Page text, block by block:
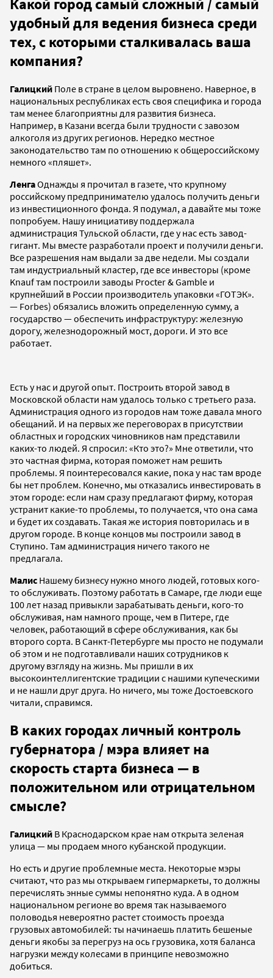
Какой город самый сложный / самый
удобный для ведения бизнеса среди
тех, с которыми сталкивалась ваша
компания?
Галицкий Поле в стране в целом выровнено. Наверное, в
национальных республиках есть своя специфика и города
там менее благоприятны для развития бизнеса.
Например, в Казани всегда были трудности с завозом
алкоголя из других регионов. Нередко местное
законодательство там по отношению к общероссийскому
немного «пляшет».
ЛенгаОднажды я прочитал в газете, что крупному
российскому предпринимателю удалось получить деньги
из инвестиционного фонда. Я подумал, а давайте мы тоже
попробуем. Нашу инициативу поддержала
администрация Тульской области, где у нас есть завод-
гигант. Мы вместе разработали проект и получили деньги.
Все разрешения нам выдали за две недели. Мы создали
там индустриальный кластер, где все инвесторы (кроме
Knauf там построили заводы Procter & Gamble и
крупнейший в России производитель упаковки «ГОТЭК».
— Forbes) обязались вложить определенную сумму, а
государство — обеспечить инфраструктуру: железную
дорогу, железнодорожный мост, дороги. И это все
работает.
Есть у нас и другой опыт. Построить второй завод в
Московской области нам удалось только с третьего раза.
Администрация одного из городов нам тоже давала много
обещаний. И на первых же переговорах в присутствии
областных и городских чиновников нам представили
каких-то людей. Я спросил: «Кто это?» Мне ответили, что
это частная фирма, которая поможет нам решить
проблемы. Я поинтересовался какие, пока у нас там вроде
бы нет проблем. Конечно, мы отказались инвестировать в
этом городе: если нам сразу предлагают фирму, которая
устранит какие-то проблемы, то получается, что она сама
и будет их создавать. Такая же история повторилась и в
другом городе. В конце концов мы построили завод в
Ступино. Там администрация ничего такого не
предлагала.
Малис Нашему бизнесу нужно много людей, готовых кого-
то обслуживать. Поэтому работать в Самаре, где люди еще
100 лет назад привыкли зарабатывать деньги, кого-то
обслуживая, нам намного проще, чем в Питере, где
человек, работающий в сфере обслуживания, как бы
второго сорта. В Санкт-Петербурге мы просто не подумали
об этом и не подготавливали наших сотрудников к
другому взгляду на жизнь. Мы пришли в их
высокоинтеллигентские традиции с нашими купеческими
и не нашли друг друга. Но ничего, мы тоже Достоевского
читали, справимся.
В каких городах личный контроль
губернатора / мэра влияет на
скорость старта бизнеса — в
положительном или отрицательном
cмысле?
Галицкий В Краснодарском крае нам открыта зеленая
улица — мы продаем много кубанской продукции.
Но есть и другие проблемные места. Некоторые мэры
считают, что раз мы открываем гипермаркеты, то должны
перечислять энные суммы непонятно куда. А в одном
национальном регионе во время так называемого
половодья невероятно растет стоимость проезда
грузовых автомобилей: ты начинаешь платить бешеные
деньги якобы за перегруз на ось грузовика, хотя баланса
нагрузки между колесами в принципе невозможно
добиться.